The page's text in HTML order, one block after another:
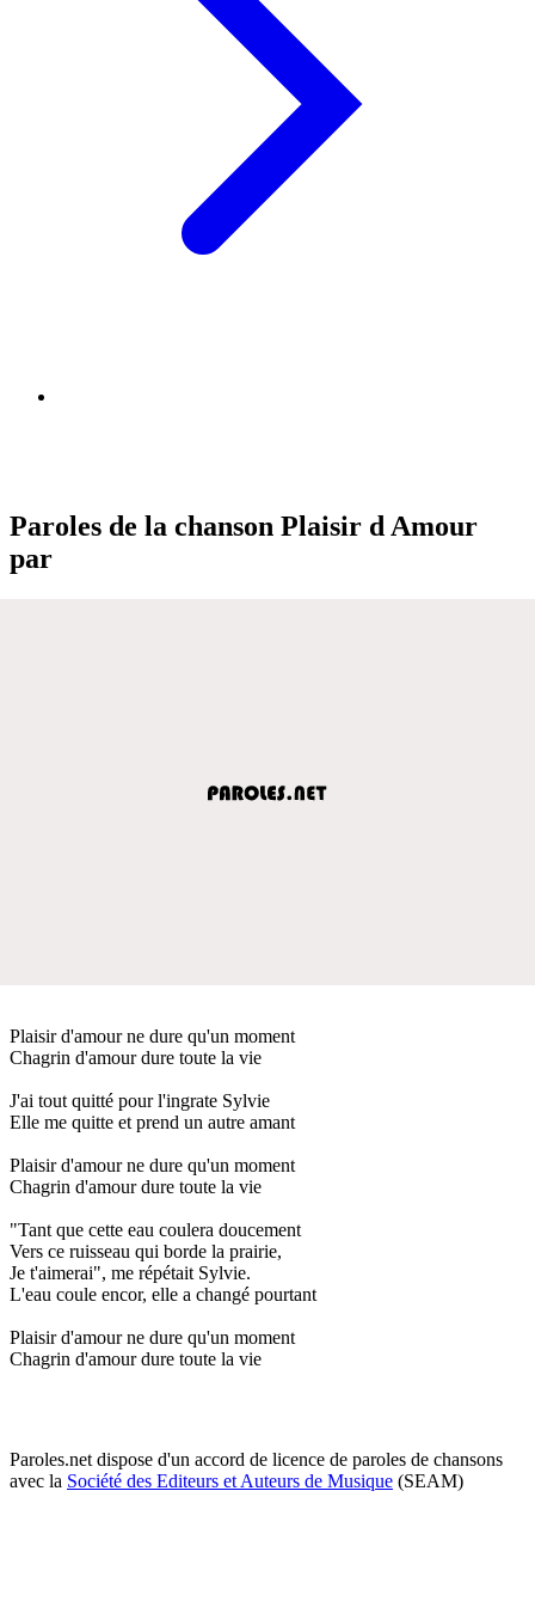
Paroles de la chanson Plaisir d Amour
par
Plaisir d'amour ne dure qu'un moment
Chagrin d'amour dure toute la vie
J'ai tout quitté pour l'ingrate Sylvie
Elle me quitte et prend un autre amant
Plaisir d'amour ne dure qu'un moment
Chagrin d'amour dure toute la vie
"Tant que cette eau coulera doucement
Vers ce ruisseau qui borde la prairie,
Je t'aimerai", me répétait Sylvie.
L'eau coule encor, elle a changé pourtant
Plaisir d'amour ne dure qu'un moment
Chagrin d'amour dure toute la vie
Paroles.net dispose d'un accord de licence de paroles de chansons
avec la Société des Editeurs et Auteurs de Musique (SEAM)